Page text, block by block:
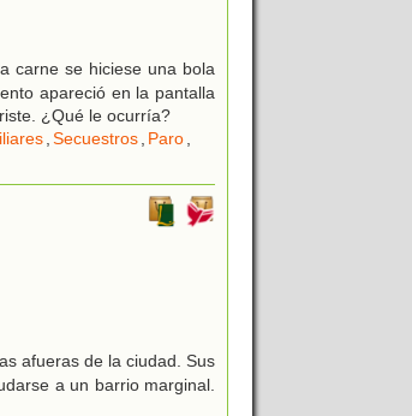
carne se hiciese una bola
apareció en la pantalla
¿Qué le ocurría?
Secuestros Paro
afueras de la ciudad. Sus
a un barrio marginal.